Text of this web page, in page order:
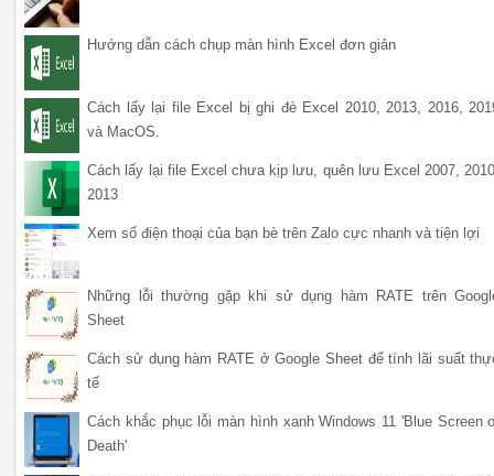
Hướng dẫn cách chụp màn hình Excel đơn giản
Cách lấy lại file Excel bị ghi đè Excel 2010, 2013, 2016,
và MacOS.
Cách lấy lại file Excel chưa kịp lưu, quên lưu Excel 2007,
2013
Xem số điện thoại của bạn bè trên Zalo cực nhanh và tiện lợi
Những lỗi thường gặp khi sử dụng hàm RATE trên
Sheet
Cách sử dụng hàm RATE ở Google Sheet để tính lãi suất
tế
Cách khắc phục lỗi màn hình xanh Windows 11 'Blue Screen
Death'